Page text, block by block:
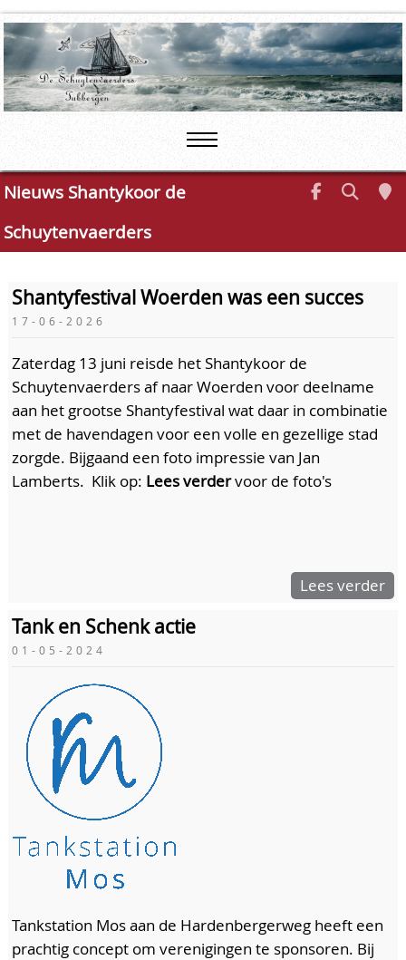
Nieuws Shantykoor de
Schuytenvaerders
Shantyfestival Woerden was een succes
17-06-2026
Zaterdag 13 juni reisde het Shantykoor de
Schuytenvaerders af naar Woerden voor deelname
aan het grootse Shantyfestival wat daar in combinatie
met de havendagen voor een volle en gezellige stad
zorgde. Bijgaand een foto impressie van Jan
Lamberts. Klik op: Lees verdervoor de foto's
Lees verder
Tank en Schenk actie
01-05-2024
Tankstation Mos aan de Hardenbergerweg heeft een
prachtig concept om verenigingen te sponsoren. Bij